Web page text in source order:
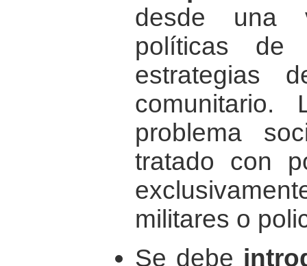
desde una
políticas de
estrategias
problema
tratado con
militares o
Se debe